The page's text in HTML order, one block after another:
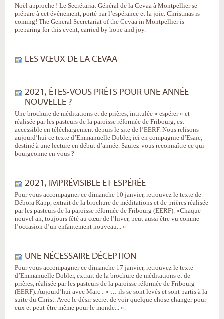
Noël approche ! Le Secrétariat Général de la Cevaa à Montpellier se
prépare à cet événement, porté par l’espérance et la joie. Christmas is
coming! The General Secretariat of the Cevaa in Montpellier is
preparing for this event, carried by hope and joy.
LES VŒUX DE LA CEVAA
2021, ÊTES-VOUS PRÊTS POUR UNE ANNÉE
NOUVELLE ?
Une brochure de méditations et de prières, intitulée « espérer » et
réalisée par les pasteurs de la paroisse réformée de Fribourg, est
accessible en téléchargement depuis le site de l’EERF. Nous relisons
aujourd’hui ce texte d’Emmanuelle Dobler, ici en compagnie d’Esaïe,
destiné à une lecture en début d’année. Saurez-vous reconnaître ce qui
bourgeonne en vous ?
2021, IMPRÉVISIBLE ET ESPÉRÉE
Pour vous accompagner ce dimanche 10 janvier, retrouvez le texte de
Débora Kapp, extrait de la brochure de méditations et de prières réalisée
par les pasteurs de la paroisse réformée de Fribourg (EERF). «Chaque
nouvel an, toujours fêté au cœur de l’hiver, peut aussi être vu comme
l’occasion d’un enfantement nouveau... »
UNE NÉCESSAIRE DÉCEPTION
Pour vous accompagner ce dimanche 17 janvier, retrouvez le texte
d’Emmanuelle Dobler, extrait de la brochure de méditations et de
prières, réalisée par les pasteurs de la paroisse réformée de Fribourg
(EERF). Aujourd’hui avec Marc : « … ils se sont levés et sont partis à la
suite du Christ. Avec le désir secret de voir quelque chose changer pour
eux et peut-être même pour le monde... ».